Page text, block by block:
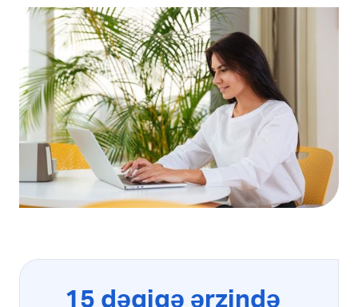
15 dəqiqə ərzində